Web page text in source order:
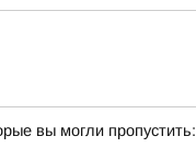
вы могли пропустить: